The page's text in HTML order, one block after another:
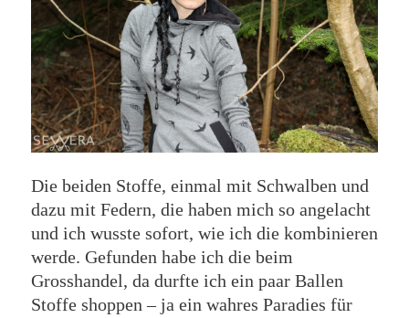
Die beiden Stoffe, einmal mit Schwalben und
dazu mit Federn, die haben mich so angelacht
und ich wusste sofort, wie ich die kombinieren
werde. Gefunden habe ich die beim
Grosshandel, da durfte ich ein paar Ballen
Stoffe shoppen – ja ein wahres Paradies für